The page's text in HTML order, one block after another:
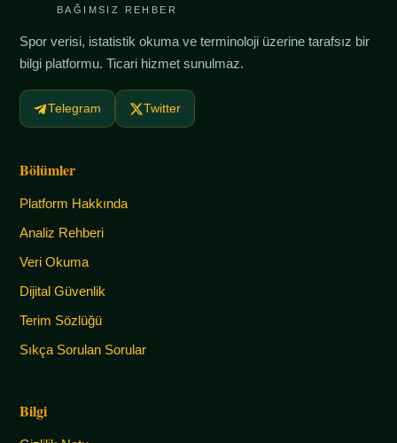
BAĞIMSIZ REHBER
Spor verisi, istatistik okuma ve terminoloji üzerine tarafsız bir
bilgi platformu. Ticari hizmet sunulmaz.
Telegram Twitter
Bölümler
Platform Hakkında
Analiz Rehberi
Veri Okuma
Dijital Güvenlik
Terim Sözlüğü
Sıkça Sorulan Sorular
Bilgi